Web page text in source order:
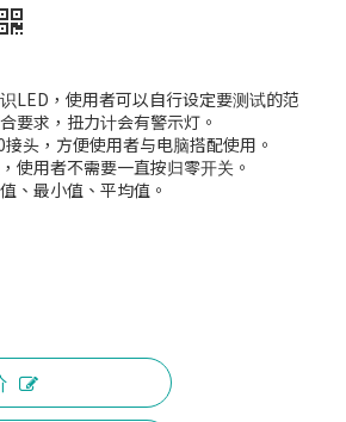
LED，使用者可以自行设定要测试的范
要求，扭力计会有警示灯。
头，方便使用者与电脑搭配使用。
使用者不需要一直按归零开关。
、最小值、平均值。